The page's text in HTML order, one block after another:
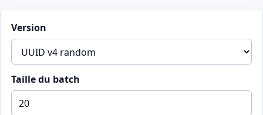
Version
Taille du batch